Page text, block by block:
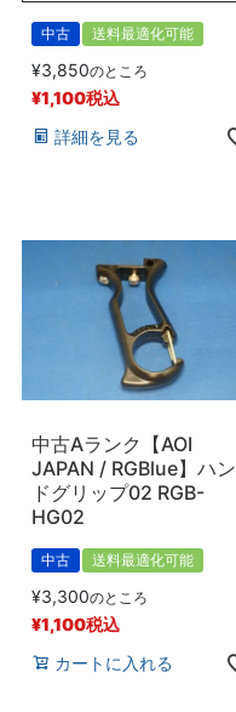
中古 送料最適化可能
¥3,850のところ
¥1,100税込
詳細を見る
中古Aランク【AOI
JAPAN / RGBlue】ハン
ドグリップ02 RGB-
HG02
中古 送料最適化可能
¥3,300のところ
¥1,100税込
カートに入れる